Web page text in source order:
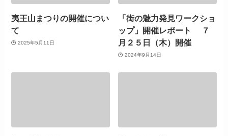
夷王山まつりの開催につい
て
2025年5月11日
「街の魅力発見ワークショ
ップ」開催レポート ７
月２５日（木）開催
2024年9月14日